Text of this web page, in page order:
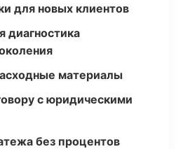
для новых клиентов
диагностика
материалы
с юридическими
без процентов